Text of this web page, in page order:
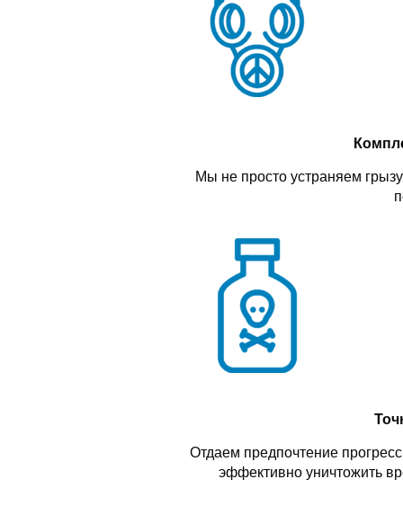
Мы не просто устраняем
Отдаем предпочтение
эффективно уничтожить